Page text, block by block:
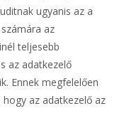
ugyanis az a
az
teljesebb
az adatkezelő
Ennek megfelelően
az adatkezelő az